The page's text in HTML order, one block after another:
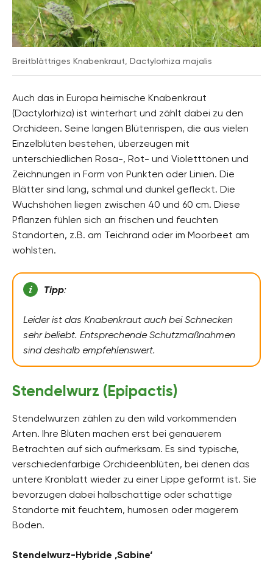
Breitblättriges Knabenkraut, Dactylorhiza majalis
Auch das in Europa heimische Knabenkraut
(Dactylorhiza) ist winterhart und zählt dabei zu den
Orchideen. Seine langen Blütenrispen, die aus vielen
Einzelblüten bestehen, überzeugen mit
unterschiedlichen Rosa-, Rot- und Violetttönen und
Zeichnungen in Form von Punkten oder Linien. Die
Blätter sind lang, schmal und dunkel gefleckt. Die
Wuchshöhen liegen zwischen 40 und 60 cm. Diese
Pflanzen fühlen sich an frischen und feuchten
Standorten, z.B. am Teichrand oder im Moorbeet am
wohlsten.
Tipp:
Leider ist das Knabenkraut auch bei Schnecken
sehr beliebt. Entsprechende Schutzmaßnahmen
sind deshalb empfehlenswert.
Stendelwurz (Epipactis)
Stendelwurzen zählen zu den wild vorkommenden
Arten. Ihre Blüten machen erst bei genauerem
Betrachten auf sich aufmerksam. Es sind typische,
verschiedenfarbige Orchideenblüten, bei denen das
untere Kronblatt wieder zu einer Lippe geformt ist. Sie
bevorzugen dabei halbschattige oder schattige
Standorte mit feuchtem, humosen oder magerem
Boden.
Stendelwurz-Hybride ‚Sabine‘